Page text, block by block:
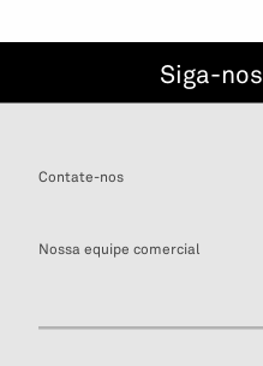
Siga-nos
Contate-nos
Nossa equipe comercial